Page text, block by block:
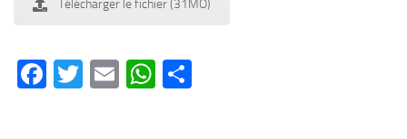
Télécharger le fichier (31MO)
Facebook
Twitter
EmailWhatsApp